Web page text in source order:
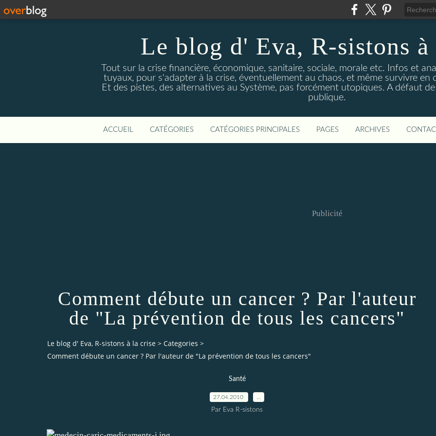
Le blog d' Eva, R-sistons à
Tout sur la crise financière, économique, sanitaire, sociale, morale etc. Infos et
tuyaux, pour s'adapter à la crise, éventuellement au chaos, et même survivre en
Et des pistes, des alternatives au Système, pas forcément utopiques. A défaut
publique.
ACCUEIL CATÉGORIES CATÉGORIES PRINCIPALES PAGES ARCHIVES
Publicité
Comment débute un cancer ? Par l'auteur
de "La prévention de tous les cancers"
Le blog d' Eva, R-sistons à la crise > Categories >
Comment débute un cancer ? Par l'auteur de "La prévention de tous les cancers"
Santé
27.04.2010
Par Eva R-sistons